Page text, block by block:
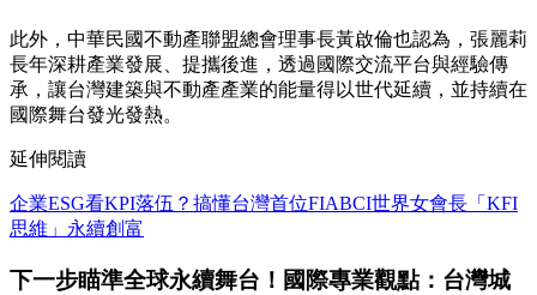
此外，中華民國不動產聯盟總會理事長黃啟倫也認為，張麗莉
長年深耕產業發展、提攜後進，透過國際交流平台與經驗傳
承，讓台灣建築與不動產產業的能量得以世代延續，並持續在
國際舞台發光發熱。
延伸閱讀
企業ESG看KPI落伍？搞懂台灣首位FIABCI世界女會長「KFI
思維」永續創富
下一步瞄準全球永續舞台！國際專業觀點：台灣城